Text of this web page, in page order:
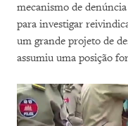
mecanismo de
para investigar
um grande projeto de
assumiu uma posição